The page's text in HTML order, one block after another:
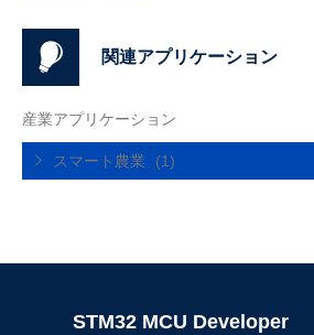
関連アプリケーション
産業アプリケーション
スマート農業 (1)
STM32 MCU Developer